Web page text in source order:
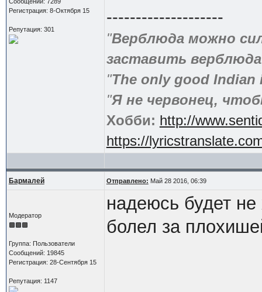
Регистрация: 8-Октября 15
Репутация: 301
--------------------
"Верблюда можно
заставить
"The only good Indian
"Я не червонец,
Хобби: http://
https://
Бармалей Отправлено: Май 28 2016, 06:39
Модератор
Группа: Пользователи
Сообщений: 19845
Регистрация: 28-Сентября 15
Репутация: 1147
надеюсь будет
болел за